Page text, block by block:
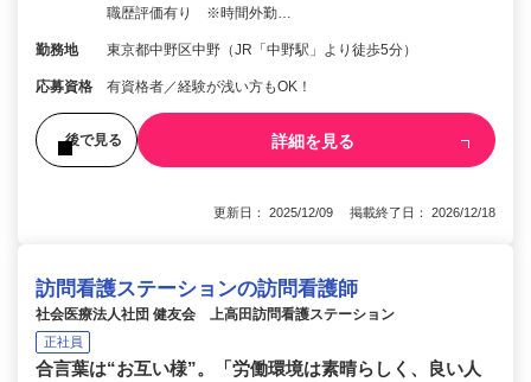
職歴評価有り ※時間外勤…
勤務地 東京都中野区中野（JR「中野駅」より徒歩5分）
応募資格 有資格者／経験が浅い方もOK！
後で見る 詳細を見る
更新日： 2025/12/09 掲載終了日： 2026/12/18
訪問看護ステーションの訪問看護師
社会医療法人社団 健友会 上高田訪問看護ステーション
正社員
合言葉は“お互い様”。「労働環境は素晴らしく、良い人